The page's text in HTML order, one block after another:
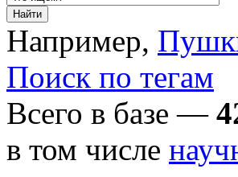
Например,
Поиск по тегам
Всего в базе —
в том числе